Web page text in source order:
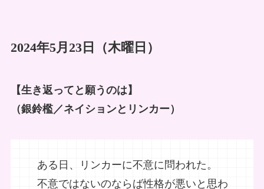
2024年5月23日（木曜日）
【生き返ってと願うのは】
（銀鈴檻／ネイションとリンカー）
ある日、リンカーに不意に問われた。
不意ではないのならば性格が悪いと思わ